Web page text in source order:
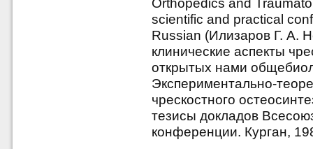
Orthopedics and
scientific and practical
Russian (Илизаров Г. А.
клинические аспекты
открытых нами
Экспериментально-
чрескостного
тезисы докладов
конференции. Курган,